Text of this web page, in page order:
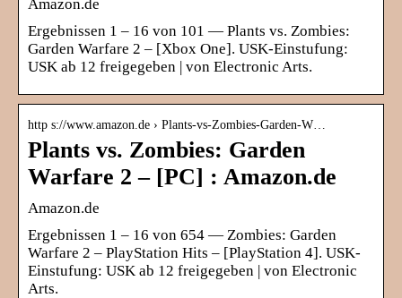
Amazon.de
Ergebnissen 1 – 16 von 101 — Plants vs. Zombies:
Garden Warfare 2 – [Xbox One]. USK-Einstufung:
USK ab 12 freigegeben | von Electronic Arts.
http s://www.amazon.de › Plants-vs-Zombies-Garden-W…
Plants vs. Zombies: Garden
Warfare 2 – [PC] : Amazon.de
Amazon.de
Ergebnissen 1 – 16 von 654 — Zombies: Garden
Warfare 2 – PlayStation Hits – [PlayStation 4]. USK-
Einstufung: USK ab 12 freigegeben | von Electronic
Arts.